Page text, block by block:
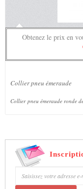
Obtenez le prix en
Collier pneu émeraude
Collier pneu émeraude ronde